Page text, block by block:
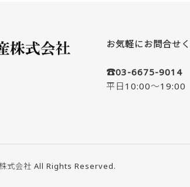
お気軽にお問合せ
☎03-6675-9014
平日10:00～19:00
式会社 All Rights Reserved.